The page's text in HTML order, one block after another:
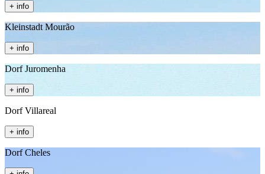
+ info
Kleinstadt Mourão
+ info
Dorf Juromenha
+ info
Dorf Villareal
+ info
Dorf Cheles